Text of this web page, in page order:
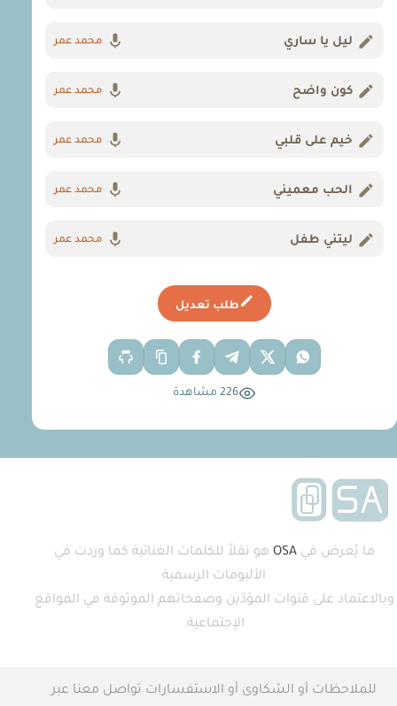
ليل يا ساري محمد عمر
كون واضح محمد عمر
خيم على قلبي محمد عمر
الحب معميني محمد عمر
ليتني طفل محمد عمر
طلب تعديل
226 مشاهدة
ما يُعرض فيOSA هو نقلاً للكلمات الغنائية كما وردت في
الألبومات الرسمية
وبالاعتماد على قنوات المؤدّين وصفحاتهم الموثوقة في المواقع
الإجتماعية.
للملاحظات أو الشكاوى أو الاستفسارات تواصل معنا عبر